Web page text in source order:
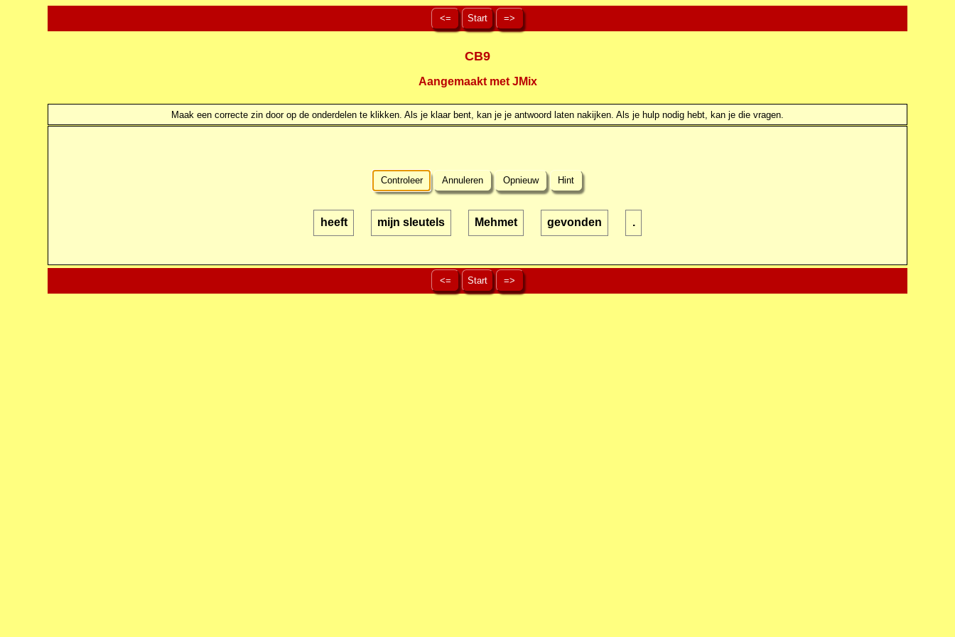
<= Start =>
CB9
Aangemaakt met JMix
Maak een correcte zin door op de onderdelen te klikken. Als je klaar bent, kan je je antwoord laten nakijken. Als je hulp nodig hebt, kan je die vragen.
Controleer Annuleren Opnieuw Hint
heeft mijn sleutels Mehmet gevonden .
<= Start =>